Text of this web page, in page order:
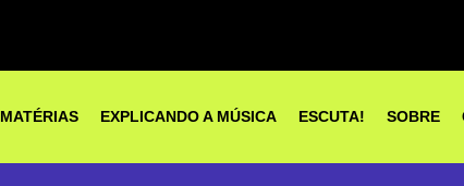
MATÉRIAS EXPLICANDO A MÚSICA ESCUTA! SOBRE